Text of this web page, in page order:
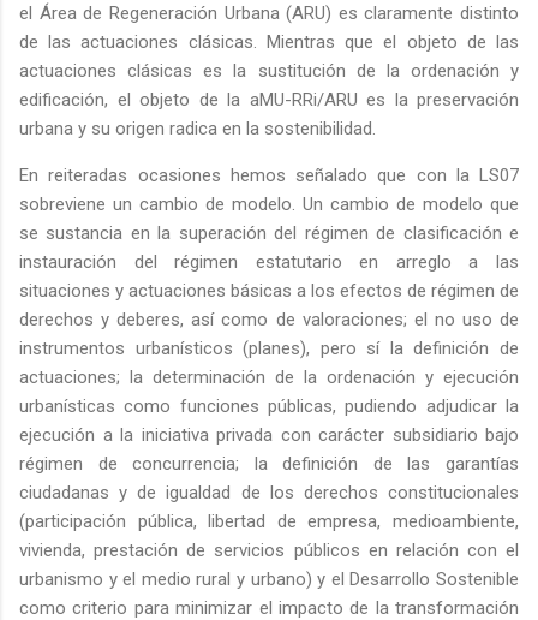
el Área de Regeneración Urbana (ARU) es claramente distinto
de las actuaciones clásicas. Mientras que el objeto de las
actuaciones clásicas es la sustitución de la ordenación y
edificación, el objeto de la aMU-RRi/ARU es la preservación
urbana y su origen radica en la sostenibilidad.
En reiteradas ocasiones hemos señalado que con la LS07
sobreviene un cambio de modelo. Un cambio de modelo que
se sustancia en la superación del régimen de clasificación e
instauración del régimen estatutario en arreglo a las
situaciones y actuaciones básicas a los efectos de régimen de
derechos y deberes, así como de valoraciones; el no uso de
instrumentos urbanísticos (planes), pero sí la definición de
actuaciones; la determinación de la ordenación y ejecución
urbanísticas como funciones públicas, pudiendo adjudicar la
ejecución a la iniciativa privada con carácter subsidiario bajo
régimen de concurrencia; la definición de las garantías
ciudadanas y de igualdad de los derechos constitucionales
(participación pública, libertad de empresa, medioambiente,
vivienda, prestación de servicios públicos en relación con el
urbanismo y el medio rural y urbano) y el Desarrollo Sostenible
como criterio para minimizar el impacto de la transformación